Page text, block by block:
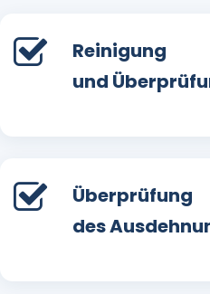
Reinigung
und
Überprüfung
des